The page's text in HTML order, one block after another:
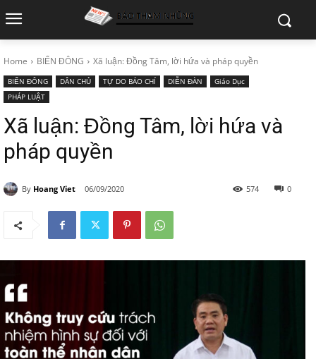
Home BIỂN ĐÔNG Xã luận: Đồng Tâm, lời hứa và pháp quyền
BIỂN ĐÔNG DÂN CHỦ TỰ DO BÁO CHÍ DIỄN ĐÀN
Giáo Dục
PHÁP LUẬT
Xã luận: Đồng Tâm, lời hứa và
pháp quyền
By Hoang Viet 06/09/2020 0
574